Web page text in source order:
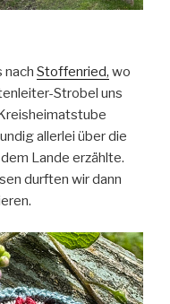
nach Stoffenried, wo
Strobel uns
allerlei über die
Lande erzählte.
durften wir dann